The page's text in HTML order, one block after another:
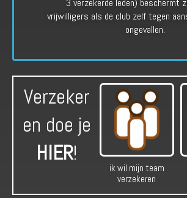
3 verzekerde leden) beschermt
vrijwilligers als de club zelf tegen
ongevallen.
Verzeker
en doe je
HIER!
ik wil mijn team
verzekeren